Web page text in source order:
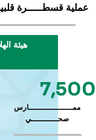
عملية قسطـــــرة
هيئة
7,500
ممــــــــــــــــــارس
صحـــــــــــي